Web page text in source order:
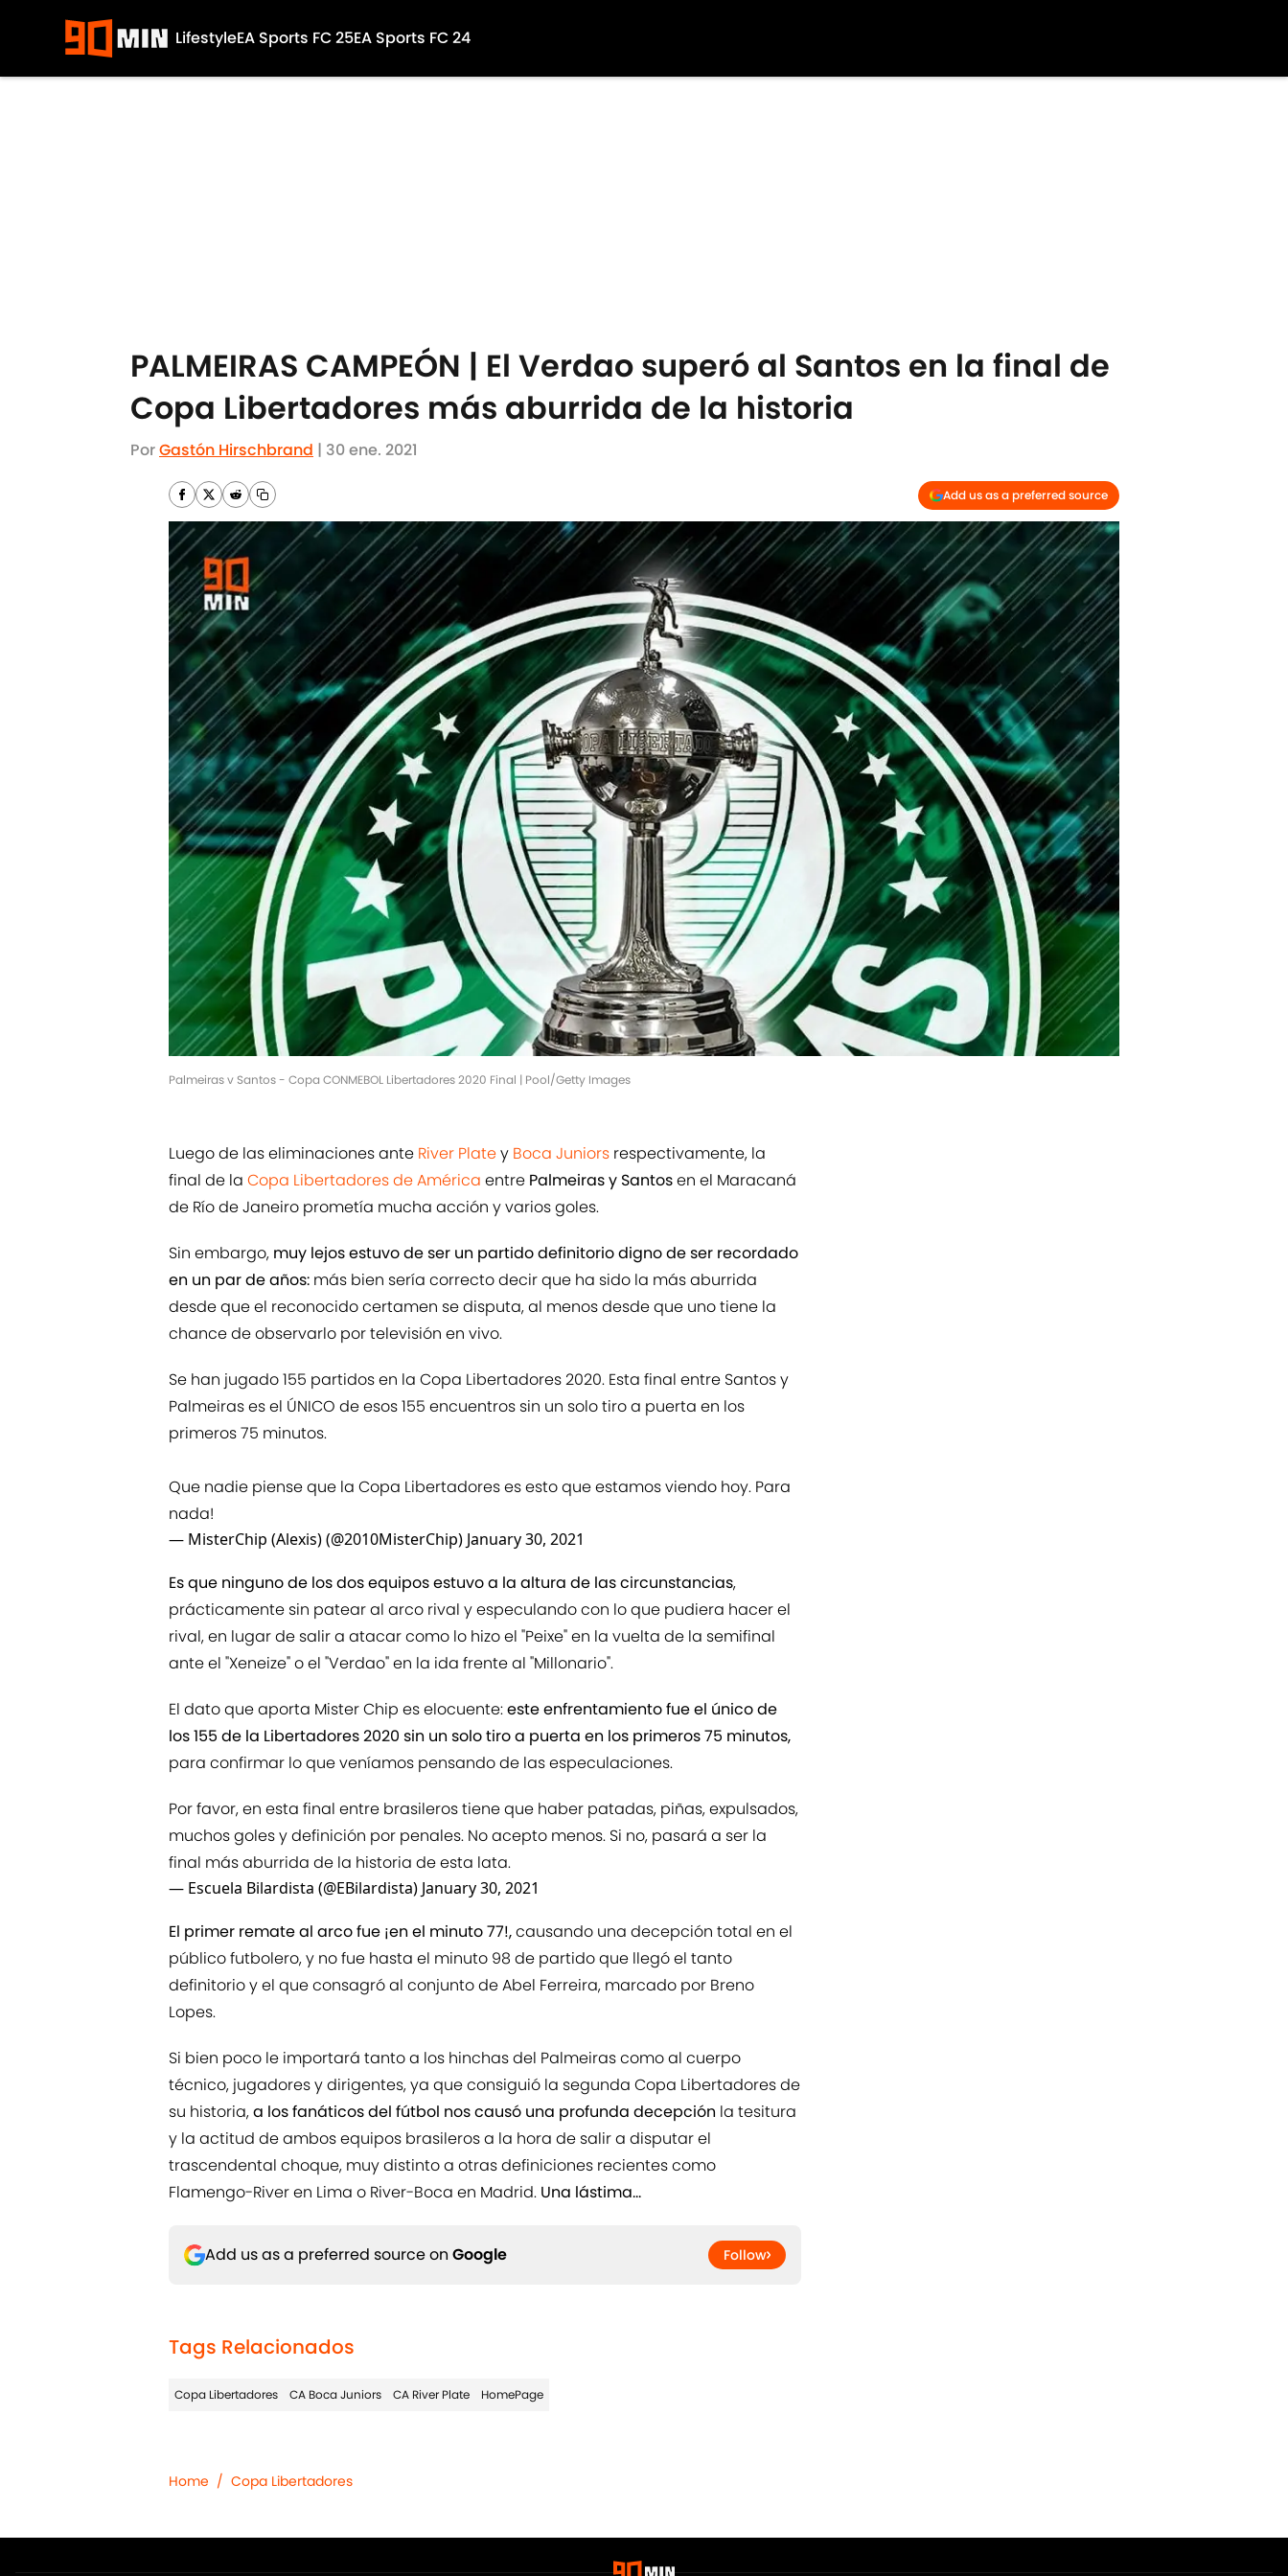
LifestyleEA Sports FC 25EA Sports FC 24
PALMEIRAS CAMPEÓN | El Verdao superó al Santos en la final de
Copa Libertadores más aburrida de la historia
PorGastón Hirschbrand | 30 ene. 2021
Add us as a preferred source
Palmeiras v Santos - Copa CONMEBOL Libertadores 2020 Final | Pool/Getty Images
Luego de las eliminaciones ante River Platey Boca Juniors respectivamente, la
final de la Copa Libertadores de América entre Palmeiras y Santosen el Maracaná
de Río de Janeiro prometía mucha acción y varios goles.
Sin embargo, muy lejos estuvo de ser un partido definitorio digno de ser recordado
en un par de años: más bien sería correcto decir que ha sido la más aburrida
desde que el reconocido certamen se disputa, al menos desde que uno tiene la
chance de observarlo por televisión en vivo.
Se han jugado 155 partidos en la Copa Libertadores 2020. Esta final entre Santos y
Palmeiras es el ÚNICO de esos 155 encuentros sin un solo tiro a puerta en los
primeros 75 minutos.
Que nadie piense que la Copa Libertadores es esto que estamos viendo hoy. Para
nada!
— MisterChip (Alexis) (@2010MisterChip) January 30, 2021
Es que ninguno de los dos equipos estuvo a la altura de las circunstancias,
prácticamente sin patear al arco rival y especulando con lo que pudiera hacer el
rival, en lugar de salir a atacar como lo hizo el "Peixe" en la vuelta de la semifinal
ante el "Xeneize" o el "Verdao" en la ida frente al "Millonario".
El dato que aporta Mister Chip es elocuente:este enfrentamiento fue el único de
los 155 de la Libertadores 2020 sin un solo tiro a puerta en los primeros 75 minutos,
para confirmar lo que veníamos pensando de las especulaciones.
Por favor, en esta final entre brasileros tiene que haber patadas, piñas, expulsados,
muchos goles y definición por penales. No acepto menos. Si no, pasará a ser la
final más aburrida de la historia de esta lata.
— Escuela Bilardista (@EBilardista) January 30, 2021
El primer remate al arco fue ¡en el minuto 77!,causando una decepción total en el
público futbolero, y no fue hasta el minuto 98 de partido que llegó el tanto
definitorio y el que consagró al conjunto de Abel Ferreira, marcado por Breno
Lopes.
Si bien poco le importará tanto a los hinchas del Palmeiras como al cuerpo
técnico, jugadores y dirigentes, ya que consiguió la segunda Copa Libertadores de
su historia,a los fanáticos del fútbol nos causó una profunda decepción la tesitura
y la actitud de ambos equipos brasileros a la hora de salir a disputar el
trascendental choque, muy distinto a otras definiciones recientes como
Flamengo-River en Lima o River-Boca en Madrid. Una lástima...
Add us as a preferred source on Google Follow
Tags Relacionados
Copa Libertadores CA Boca Juniors CA River Plate HomePage
Home / Copa Libertadores